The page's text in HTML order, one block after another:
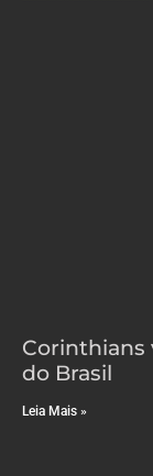
Corinthians
do Brasil
Leia Mais »